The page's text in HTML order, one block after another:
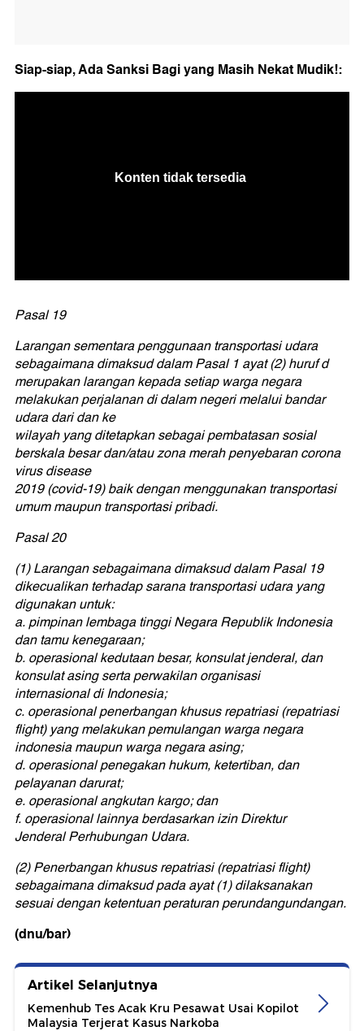
Siap-siap, Ada Sanksi Bagi yang Masih Nekat Mudik!:
Pasal 19
Larangan sementara penggunaan transportasi udara
sebagaimana dimaksud dalam Pasal 1 ayat (2) huruf d
merupakan larangan kepada setiap warga negara
melakukan perjalanan di dalam negeri melalui bandar
udara dari dan ke
wilayah yang ditetapkan sebagai pembatasan sosial
berskala besar dan/atau zona merah penyebaran corona
virus disease
2019 (covid-19) baik dengan menggunakan transportasi
umum maupun transportasi pribadi.
Pasal 20
(1) Larangan sebagaimana dimaksud dalam Pasal 19
dikecualikan terhadap sarana transportasi udara yang
digunakan untuk:
a. pimpinan lembaga tinggi Negara Republik Indonesia
dan tamu kenegaraan;
b. operasional kedutaan besar, konsulat jenderal, dan
konsulat asing serta perwakilan organisasi
internasional di Indonesia;
c. operasional penerbangan khusus repatriasi (repatriasi
flight) yang melakukan pemulangan warga negara
indonesia maupun warga negara asing;
d. operasional penegakan hukum, ketertiban, dan
pelayanan darurat;
e. operasional angkutan kargo; dan
f. operasional lainnya berdasarkan izin Direktur
Jenderal Perhubungan Udara.
(2) Penerbangan khusus repatriasi (repatriasi flight)
sebagaimana dimaksud pada ayat (1) dilaksanakan
sesuai dengan ketentuan peraturan perundangundangan.
(dnu/bar)
Artikel Selanjutnya
Kemenhub Tes Acak Kru Pesawat Usai Kopilot
Malaysia Terjerat Kasus Narkoba